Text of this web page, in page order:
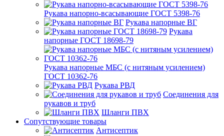
Рукава напорно-всасывающие ГОСТ 5398-76
Рукава напорные ВГ
Рукава
напорные ГОСТ 18698-79
Рукава напорные МБС (с нитяным усилением)
ГОСТ 10362-76
Рукава РВД
Соединения для
рукавов и труб
Шланги ПВХ
Сопутствующие товары
Антисептик